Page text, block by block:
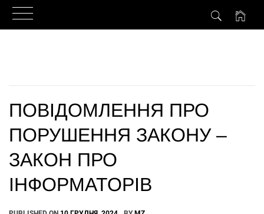
ПОВІДОМЛЕННЯ ПРО
ПОРУШЕННЯ ЗАКОНУ –
ЗАКОН ПРО
ІНФОРМАТОРІВ